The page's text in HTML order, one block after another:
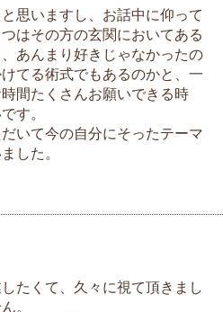
思いますし、お話中に仰って
はその方の玄関においてある
あんまり好きじゃなかったの
てる術式でもあるのかと、一
間たくさんお願いできる時
す。
いて今の自分にそったテーマ
した。
たくて、久々に視て頂きまし
。